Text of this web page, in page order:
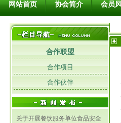
网站首页 协会简介 会员
合作联盟
合作项目
合作伙伴
关于开展餐饮服务单位食品安全